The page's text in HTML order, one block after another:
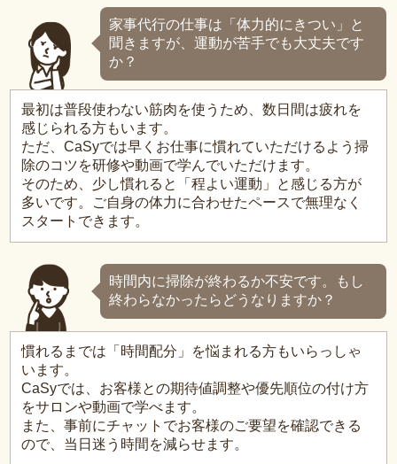
家事代行の仕事は「体力的にきつい」と
聞きますが、運動が苦手でも大丈夫です
か？
最初は普段使わない筋肉を使うため、数日間は疲れを
感じられる方もいます。
ただ、CaSyでは早くお仕事に慣れていただけるよう掃
除のコツを研修や動画で学んでいただけます。
そのため、少し慣れると「程よい運動」と感じる方が
多いです。ご自身の体力に合わせたペースで無理なく
スタートできます。
時間内に掃除が終わるか不安です。もし
終わらなかったらどうなりますか？
慣れるまでは「時間配分」を悩まれる方もいらっしゃ
います。
CaSyでは、お客様との期待値調整や優先順位の付け方
をサロンや動画で学べます。
また、事前にチャットでお客様のご要望を確認できる
ので、当日迷う時間を減らせます。